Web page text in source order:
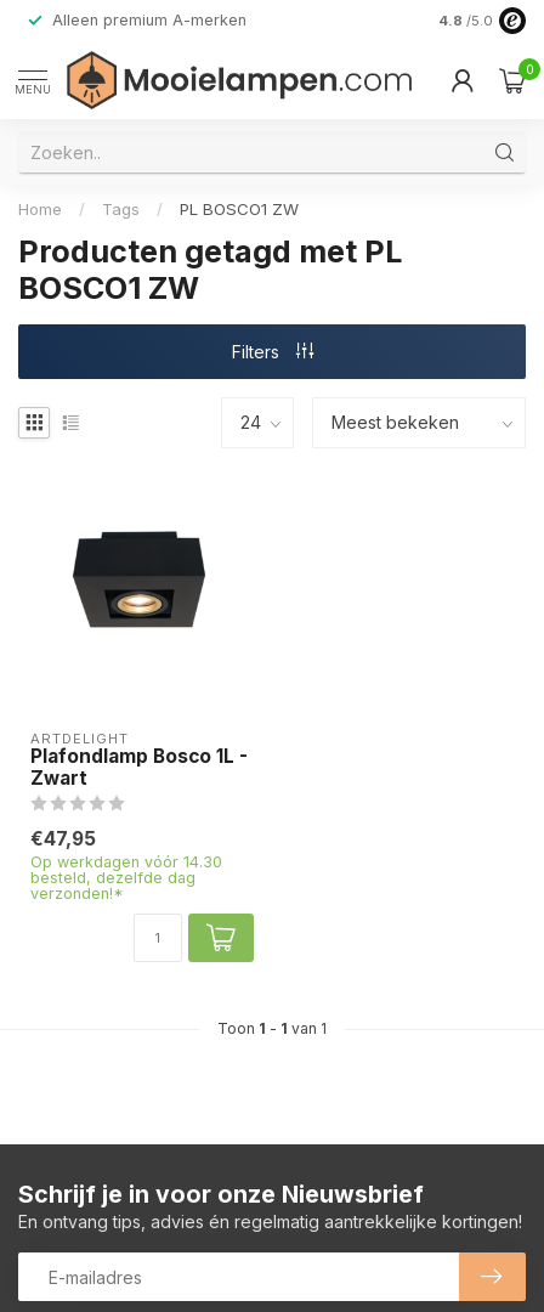
Alleen premium A-merken 4.8 /5.0
MENU
0
Home / Tags / PL BOSCO1 ZW
Producten getagd met PL
BOSCO1 ZW
Filters
ARTDELIGHT
Plafondlamp Bosco 1L -
Zwart
€47,95
Op werkdagen vóór 14.30
besteld, dezelfde dag
verzonden!*
Toon 1 - 1 van 1
Schrijf je in voor onze Nieuwsbrief
En ontvang tips, advies én regelmatig aantrekkelijke kortingen!